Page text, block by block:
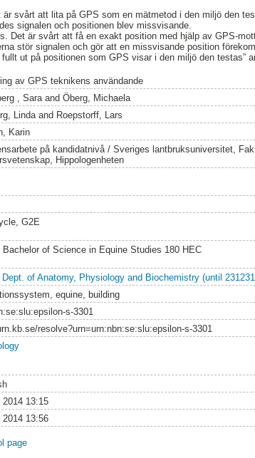
svårt att lita på GPS som en mätmetod i den miljö den
signalen och positionen blev missvisande.
Det är svårt att få en exakt position med hjälp av GPS-
stör signalen och gör att en missvisande position
ut på positionen som GPS visar i den miljö den testas”
av GPS teknikens användande
, Saraand Öberg, Michaela
Lindaand Roepstorff, Lars
Karin
på kandidatnivå / Sveriges lantbruksuniversitet,
Hippologenheten
G2E
Bachelor of Science in Equine Studies 180 HEC
of Anatomy, Physiology and Biochemistry (until
equine, building
s-3301
resolve?urn=urn:nbn:se:slu:epsilon-s-3301
2014 13:15
2014 13:56
page